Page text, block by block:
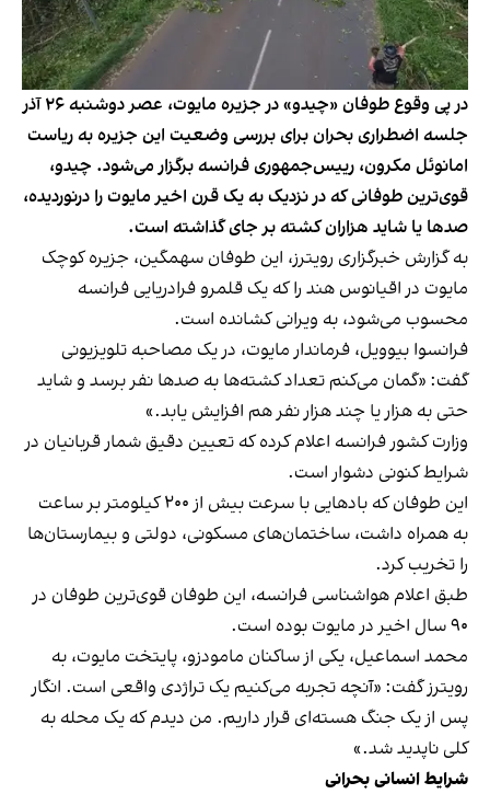
در پی وقوع طوفان «چیدو» در جزیره مایوت، عصر دوشنبه ۲۶ آذر
جلسه اضطراری بحران برای بررسی وضعیت این جزیره به ریاست
امانوئل مکرون، رییس‌جمهوری فرانسه برگزار می‌شود. چیدو،
قوی‌ترین طوفانی که در نزدیک به یک قرن اخیر مایوت را درنوردیده،
صدها یا شاید هزاران کشته بر جای گذاشته است.
به گزارش خبرگزاری رویترز، این طوفان سهمگین، جزیره کوچک
مایوت در اقیانوس هند را که یک قلمرو فرادریایی فرانسه
محسوب می‌شود، به ویرانی کشانده است.
فرانسوا بیوویل، فرماندار مایوت، در یک مصاحبه تلویزیونی
گفت: «گمان می‌کنم تعداد کشته‌ها به صدها نفر برسد و شاید
حتی به هزار یا چند هزار نفر هم افزایش یابد.»
وزارت کشور فرانسه اعلام کرده که تعیین دقیق شمار قربانیان در
شرایط کنونی دشوار است.
این طوفان که بادهایی با سرعت بیش از ۲۰۰ کیلومتر بر ساعت
به همراه داشت، ساختمان‌های مسکونی، دولتی و بیمارستان‌ها
را تخریب کرد.
طبق اعلام هواشناسی فرانسه، این طوفان قوی‌ترین طوفان در
۹۰ سال اخیر در مایوت بوده است.
محمد اسماعیل، یکی از ساکنان مامودزو، پایتخت مایوت، به
رویترز گفت: «آنچه تجربه می‌کنیم یک تراژدی واقعی است. انگار
پس از یک جنگ هسته‌ای قرار داریم. من دیدم که یک محله به
کلی ناپدید شد.»
شرایط انسانی بحرانی